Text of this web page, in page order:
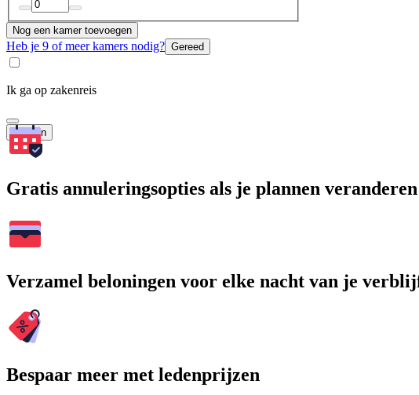
Nog een kamer toevoegen
Heb je 9 of meer kamers nodig? Gereed
Ik ga op zakenreis
Zoeken
Gratis annuleringsopties als je plannen veranderen
Verzamel beloningen voor elke nacht van je
Bespaar meer met ledenprijzen